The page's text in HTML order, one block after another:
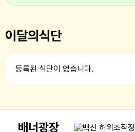
이달의식단
등록된 식단이 없습니다.
배너광장